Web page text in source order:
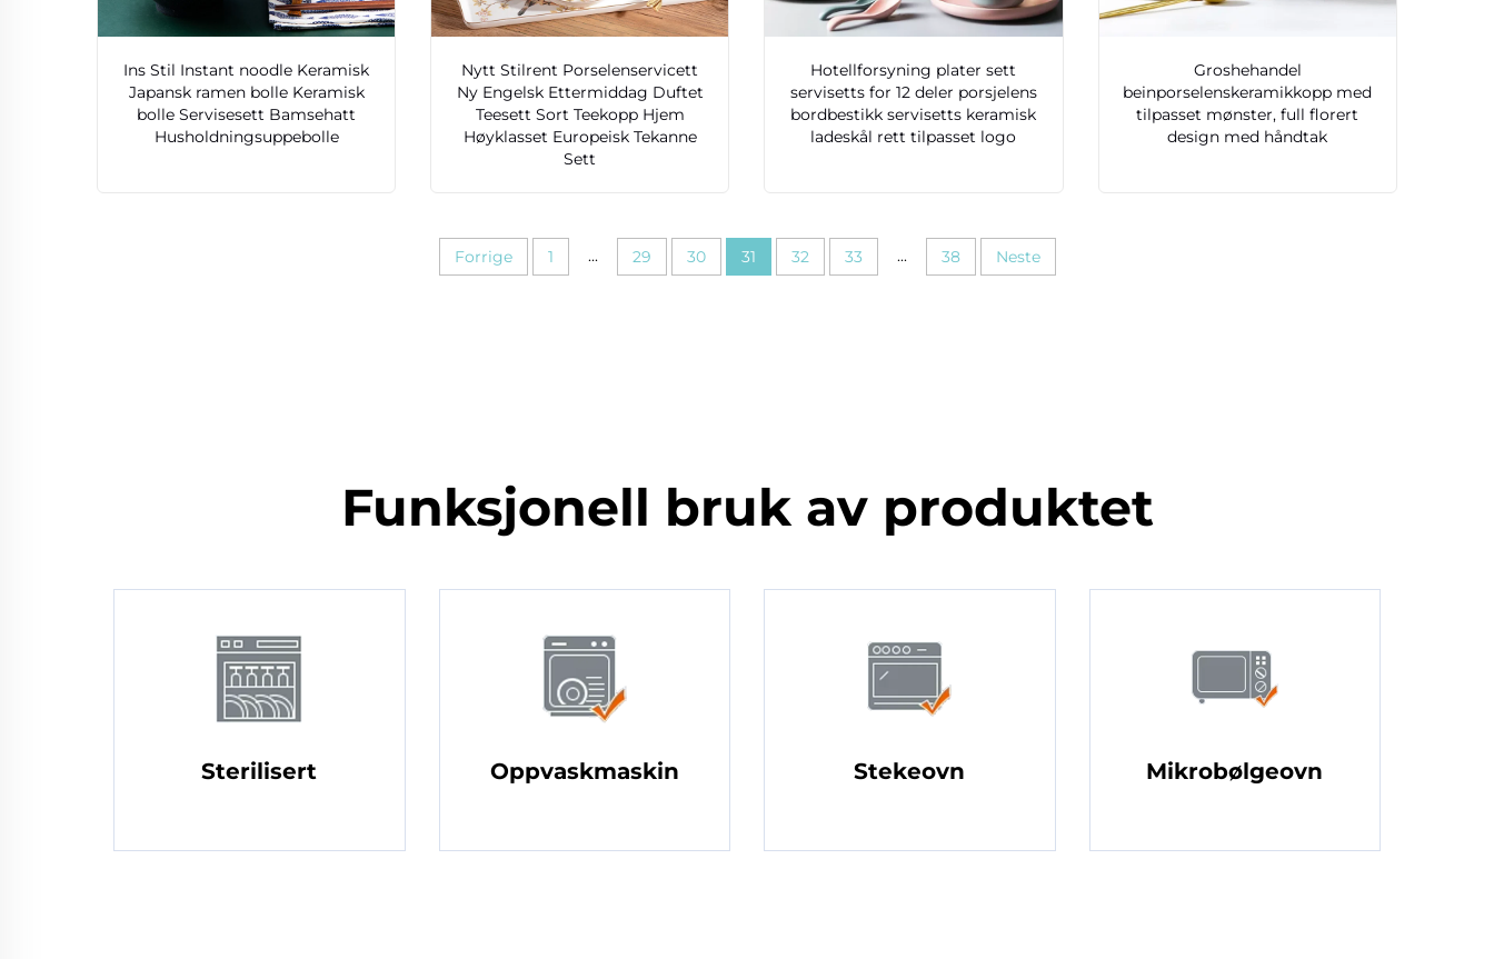
Ins Stil Instant noodle Keramisk
Japansk ramen bolle Keramisk
bolle Servisesett Bamsehatt
Husholdningsuppebolle
Nytt Stilrent Porselenservicett
Ny Engelsk Ettermiddag Duftet
Teesett Sort Teekopp Hjem
Høyklasset Europeisk Tekanne
Sett
Hotellforsyning plater sett
servisetts for 12 deler porsjelens
bordbestikk servisetts keramisk
ladeskål rett tilpasset logo
Groshehandel
beinporselenskeramikkopp med
tilpasset mønster, full florert
design med håndtak
Forrige 1 ... 29 30 31 32 33 ... 38 Neste
Funksjonell bruk av produktet
Sterilisert Oppvaskmaskin Stekeovn Mikrobølgeovn